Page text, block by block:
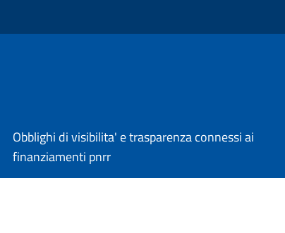
Obblighi di visibilita' e trasparenza connessi ai
finanziamenti pnrr